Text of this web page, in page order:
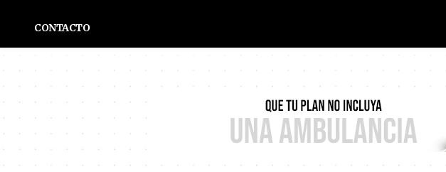
CONTACTO